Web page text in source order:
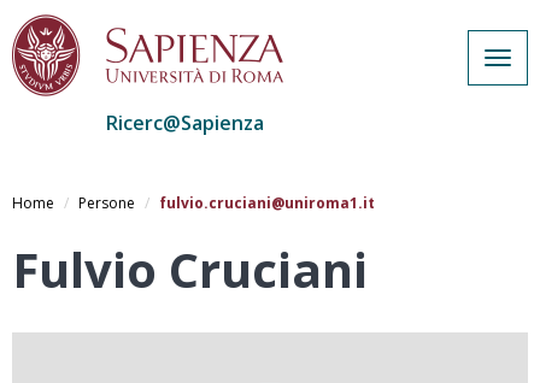
al
Ricerc@Sapienza
Home Persone fulvio.cruciani@uniroma1.it
Fulvio Cruciani